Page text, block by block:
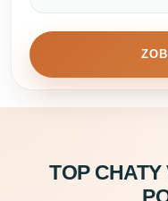
TOP CHATY